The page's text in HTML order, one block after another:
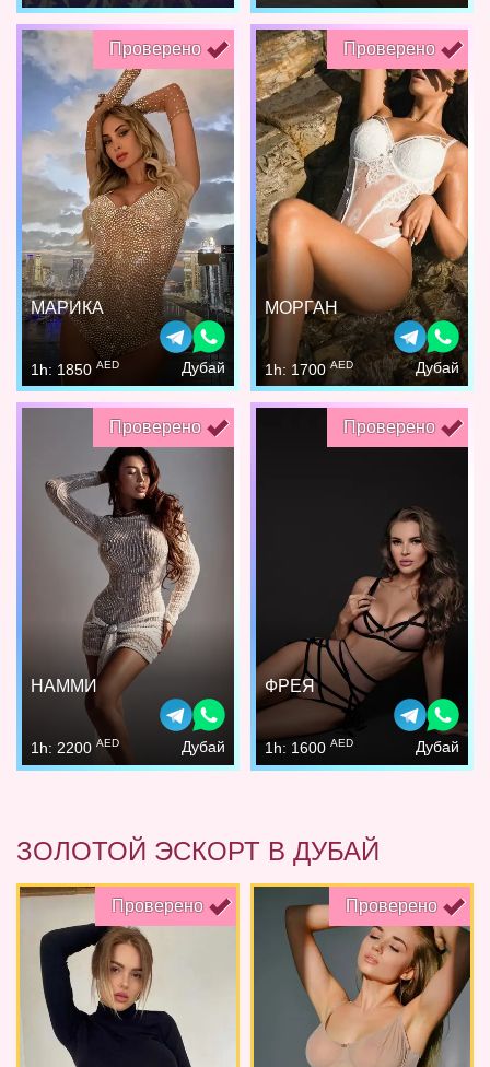
Проверено
МАРИКА
1h: 1850 AED Дубай
Проверено
МОРГАН
1h: 1700 AED Дубай
Проверено
НАММИ
1h: 2200 AED Дубай
Проверено
ФРЕЯ
1h: 1600 AED Дубай
ЗОЛОТОЙ ЭСКОРТ В ДУБАЙ
Проверено Проверено